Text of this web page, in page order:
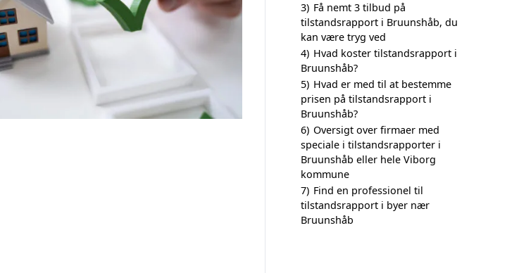
3) Få nemt 3 tilbud på
tilstandsrapport i Bruunshåb, du
kan være tryg ved
4) Hvad koster tilstandsrapport i
Bruunshåb?
5) Hvad er med til at bestemme
prisen på tilstandsrapport i
Bruunshåb?
6) Oversigt over firmaer med
speciale i tilstandsrapporter i
Bruunshåb eller hele Viborg
kommune
7) Find en professionel til
tilstandsrapport i byer nær
Bruunshåb